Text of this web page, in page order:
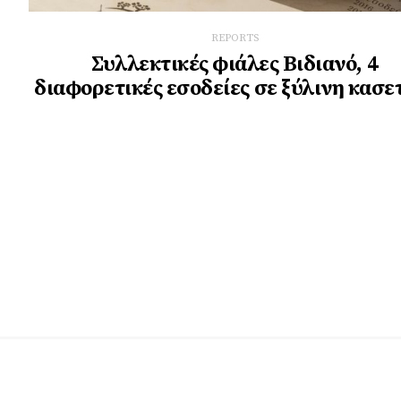
REPORTS
Συλλεκτικές φιάλες Βιδιανό, 4
διαφορετικές εσοδείες σε ξύλινη